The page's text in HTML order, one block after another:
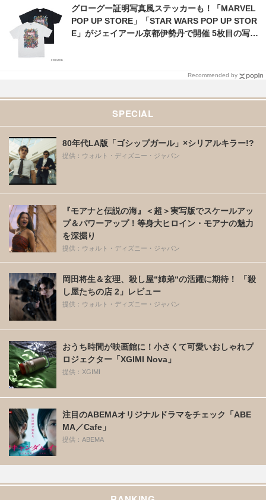
グローグー証明写真風ステッカーも！「MARVEL
POP UP STORE」「STAR WARS POP UP STOR
E」がジェイアール京都伊勢丹で開催 5枚目の写
Recommended by
SPECIAL
80年代LA版「ゴシップガール」×シリアルキラー!?
提供：ウォルト・ディズニー・ジャパン
『モアナと伝説の海』＜超＞実写版でスケールアッ
プ＆パワーアップ！等身大ヒロイン・モアナの魅力
を深掘り
提供：ウォルト・ディズニー・ジャパン
岡田将生＆玄理、殺し屋“姉弟“の活躍に期待！ 「殺
し屋たちの店 2」レビュー
提供：ウォルト・ディズニー・ジャパン
おうち時間が映画館に！小さくて可愛いおしゃれプ
ロジェクター「XGIMI Nova」
提供：XGIMI
注目のABEMAオリジナルドラマをチェック「ABE
MA／Cafe」
提供：ABEMA